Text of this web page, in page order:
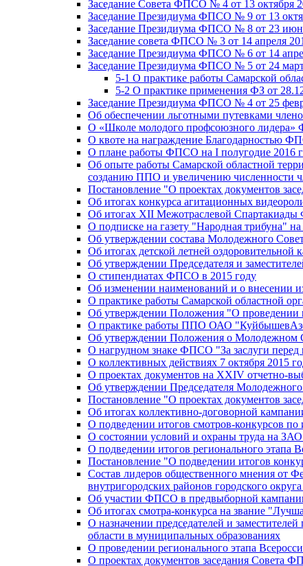
Заседание Совета ФПСО № 4 от 13 октября
Заседание Президиума ФПСО № 9 от 13
Заседание Президиума ФПСО № 8 от 23
Заседание совета ФПСО № 3 от 14 апреля
Заседание Президиума ФПСО № 6 от 14
Заседание Президиума ФПСО № 5 от 24
5-1 О практике работы Самарской
5-2 О практике применения ФЗ от
Заседание Президиума ФПСО № 4 от 25
Об обеспечении льготными путевками
О «Школе молодого профсоюзного лидера»
О квоте на награждение Благодарностью
О плане работы ФПСО на I полугодие 2016
Об опыте работы Самарской областной
созданию ППО и увеличению численности
Постановление "О проектах документов
Об итогах конкурса агитационных
Об итогах XII Межотраслевой Спартакиады
О подписке на газету "Народная трибуна" на
Об утверждении состава Молодежного
Об итогах детской летней оздоровительной
Об утверждении Председателя и
О стипендиатах ФПСО в 2015 году
Об изменении наименований и о внесении
О практике работы Самарской областной
Об утверждении Положения "О проведении
О практике работы ППО ОАО
Об утверждении Положения о Молодежном
О нагрудном знаке ФПСО "За заслуги
О коллективных действиях 7 октября 2015
О проектах документов на XXIV отчетно-
Об утверждении Председателя
Постановление "О проектах документов
Об итогах коллективно-договорной
О подведении итогов смотров-конкурсов
О состоянии условий и охраны труда на
О подведении итогов регионального
Постановление "О подведении итогов
Состав лидеров общественного мнения от
внутригородских районов городского
Об участии ФПСО в предвыборной кампании
Об итогах смотра-конкурса на звание
О назначении председателей и
области в муниципальных образованиях
О проведении регионального этапа
О проектах документов заседания Совета